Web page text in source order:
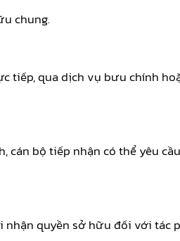
chung.
tiếp, qua dịch vụ bưu chính
cán bộ tiếp nhận có thể yêu
nhận quyền sở hữu đối với tác